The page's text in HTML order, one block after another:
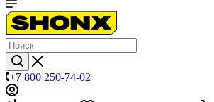
+7 800 250-74-02